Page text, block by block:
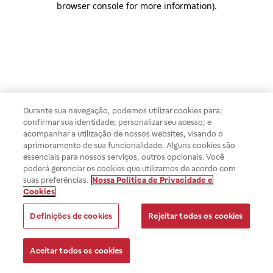
browser console for more information).
Durante sua navegação, podemos utilizar cookies para:
confirmar sua identidade; personalizar seu acesso; e
acompanhar a utilização de nossos websites, visando o
aprimoramento de sua funcionalidade. Alguns cookies são
essenciais para nossos serviços, outros opcionais. Você
poderá gerenciar os cookies que utilizamos de acordo com
suas preferências. Nossa Política de Privacidade e
Cookies
Definições de cookies Rejeitar todos os cookies
Aceitar todos os cookies